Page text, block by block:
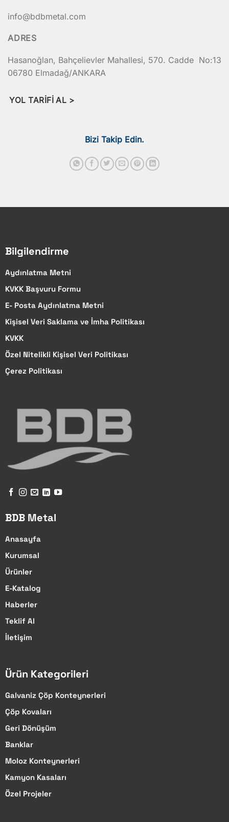
info@bdbmetal.com
ADRES
Hasanoğlan, Bahçelievler Mahallesi, 570. Cadde No:13
06780 Elmadağ/ANKARA
YOL TARIFI AL >
Bizi Takip Edin.
Bilgilendirme
Aydınlatma Metni
KVKK Başvuru Formu
E- Posta Aydınlatma Metni
Kişisel Veri Saklama ve İmha Politikası
KVKK
Özel Nitelikli Kişisel Veri Politikası
Çerez Politikası
BDB Metal
Anasayfa
Kurumsal
Ürünler
E-Katalog
Haberler
Teklif Al
İletişim
Ürün Kategorileri
Galvaniz Çöp Konteynerleri
Çöp Kovaları
Geri Dönüşüm
Banklar
Moloz Konteynerleri
Kamyon Kasaları
Özel Projeler